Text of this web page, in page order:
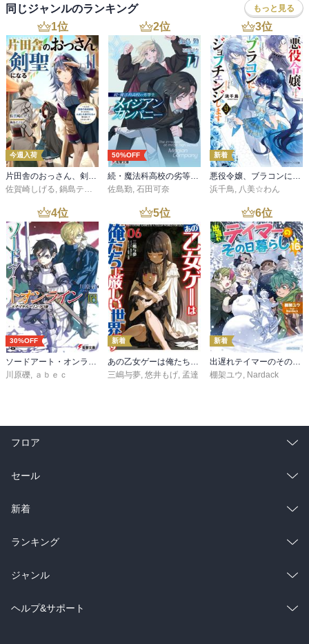
同じジャンルのランキング もっと見る
1位
今週入荷
佐賀崎しげる 鍋島テツヒロ
2位
50%OFF
佐島勤 石田可奈
3位
新着
浜千鳥
八美☆わん
4位
30%OFF
ソードアート・オンライン29 ユナイタル・リングVIII
川原礫, ａｂｅｃ
5位
新着
あの乙女ゲーは俺たちに厳しい世界です 6
三嶋与夢, 悠井もげ, 孟達
6位
新着
出遅れテイマーのその日暮らし 16
棚架ユウ, Nardack
フロア
総合
ラノベ
雑誌・グラビア
BL・TL
セール
総合
ラノベ
雑誌・グラビア
BL・TL
新着
総合
ラノベ
雑誌・グラビア
ランキング
総合
ラノベ
ジャンル
コミック
ヘルプ&サポート